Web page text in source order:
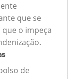
que se
o impeça
de